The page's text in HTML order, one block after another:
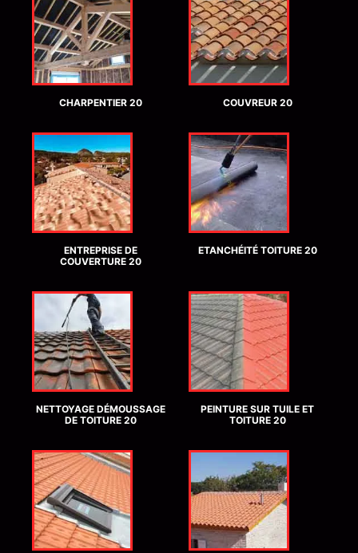
CHARPENTIER 20 COUVREUR 20
ENTREPRISE DE
COUVERTURE 20
ETANCHÉITÉ TOITURE 20
NETTOYAGE DÉMOUSSAGE
DE TOITURE 20
PEINTURE SUR TUILE ET
TOITURE 20